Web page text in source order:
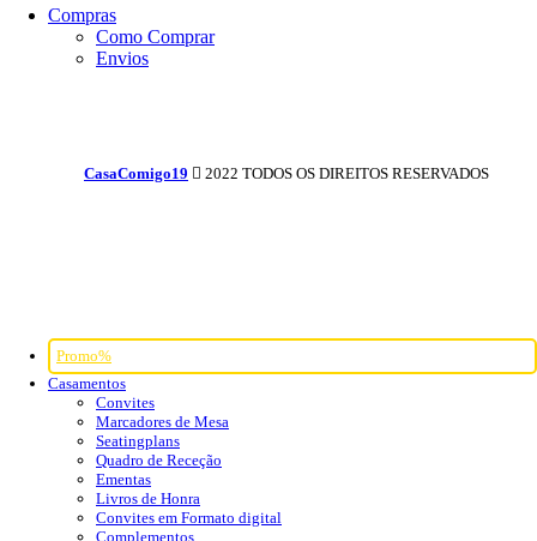
Compras
Como Comprar
Envios
CasaComigo19 2022 TODOS OS DIREITOS RESERVADOS
Promo%
Casamentos
Convites
Marcadores de Mesa
Seatingplans
Quadro de Receção
Ementas
Livros de Honra
Convites em Formato digital
Complementos